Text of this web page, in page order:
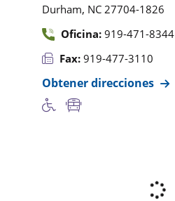
Durham, NC 27704-1826
Oficina: 919-471-8344
Fax: 919-477-3110
Obtener direcciones